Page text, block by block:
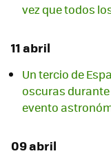
vez que todos
11 abril
Un tercio de
oscuras
evento
09 abril